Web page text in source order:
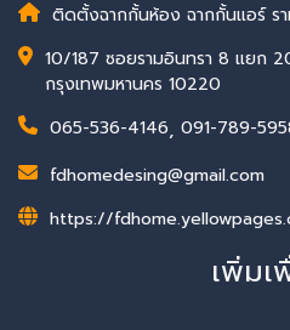
ติดตั้งฉากกั้นห้อง ฉากกั้นแอร์ ร
10/187 ซอยรามอินทรา 8 แยก
กรุงเทพมหานคร 10220
065-536-4146, 091-789-
fdhomedesing@gmail.com
https://
เพิ่มเ